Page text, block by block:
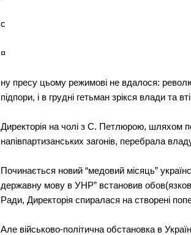
c
¤
ну пресу цьому режимові не вдалося:
підпори, і в грудні гетьман зрікся влади та
Директорія на чолі з С. Петлюрою, шляхом
напівпартизанських загонів, перебрала
Починається новий “медовий місяць”
державну мову в УНР” встановив
Ради, Директорія спиралася на створені
Але військово-політична обстановка в